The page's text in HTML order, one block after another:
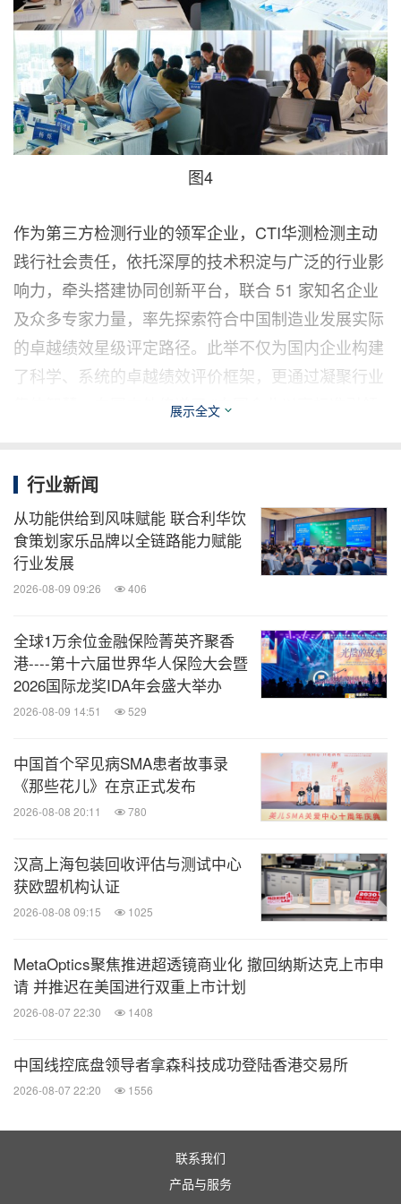
图4
作为第三方检测行业的领军企业，CTI华测检测主动
践行社会责任，依托深厚的技术积淀与广泛的行业影
响力，牵头搭建协同创新平台，联合 51 家知名企业
及众多专家力量，率先探索符合中国制造业发展实际
的卓越绩效星级评定路径。此举不仅为国内企业构建
了科学、系统的卓越绩效评价框架，更通过凝聚行业
集体智慧，向国内外传递了 "中国企业以高标准引领
此次研讨会的成功召开，标志着《制造业企业卓越绩
效星级评定规范》编制工作进入关键优化阶段，为标
准的进一步完善与后续落地推广筑牢了基础。未来，
业提升管理水平、实现卓越发展提供强有力的标准支
撑，推动整个行业迈向更高质量、更有效率、更可持
续的发展新阶段。让我们共同期待标准正式发布，见
证中国制造业管理能力实现新突破、再上新台阶！
参加本团标编制的企业代表有白云电器、创维集团、
童用品、晓光汽车模具、华帝股份、箭牌家居、金杯
展示全文
行业新闻
从功能供给到风味赋能 联合利华饮
食策划家乐品牌以全链路能力赋能
行业发展
2026-08-09 09:26 406
全球1万余位金融保险菁英齐聚香
港----第十六届世界华人保险大会暨
2026国际龙奖IDA年会盛大举办
2026-08-09 14:51 529
中国首个罕见病SMA患者故事录
《那些花儿》在京正式发布
2026-08-08 20:11 780
汉高上海包装回收评估与测试中心
获欧盟机构认证
2026-08-08 09:15 1025
MetaOptics聚焦推进超透镜商业化 撤回纳斯达克上市申
请 并推迟在美国进行双重上市计划
2026-08-07 22:30 1408
中国线控底盘领导者拿森科技成功登陆香港交易所
2026-08-07 22:20 1556
联系我们
产品与服务